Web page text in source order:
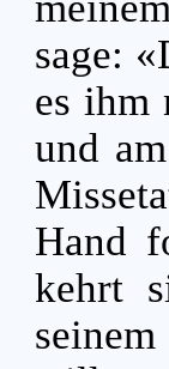
sage:
es ihm
und
Hand
kehrt